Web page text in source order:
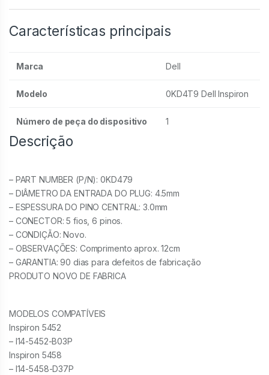
Características principais
Marca Dell
Modelo 0KD4T9 Dell Inspiron
Número de peça do dispositivo 1
Descrição
– PART NUMBER (P/N): 0KD479
– DIÂMETRO DA ENTRADA DO PLUG: 4.5mm
– ESPESSURA DO PINO CENTRAL: 3.0mm
– CONECTOR: 5 fios, 6 pinos.
– CONDIÇÃO: Novo.
– OBSERVAÇÕES: Comprimento aprox. 12cm
– GARANTIA: 90 dias para defeitos de fabricação
PRODUTO NOVO DE FABRICA
MODELOS COMPATÍVEIS
Inspiron 5452
– I14-5452-B03P
Inspiron 5458
– I14-5458-D37P